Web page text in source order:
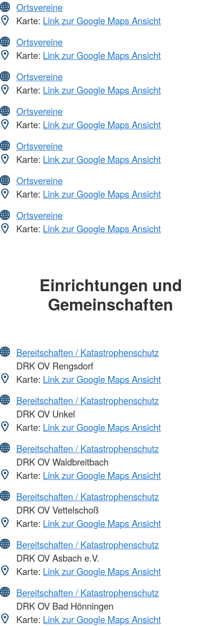
Ortsvereine
Karte: Link zur Google Maps Ansicht
Ortsvereine
Karte: Link zur Google Maps Ansicht
Ortsvereine
Karte: Link zur Google Maps Ansicht
Ortsvereine
Karte: Link zur Google Maps Ansicht
Ortsvereine
Karte: Link zur Google Maps Ansicht
Ortsvereine
Karte: Link zur Google Maps Ansicht
Ortsvereine
Karte: Link zur Google Maps Ansicht
Einrichtungen und
Gemeinschaften
Bereitschaften / Katastrophenschutz
DRK OV Rengsdorf
Karte: Link zur Google Maps Ansicht
Bereitschaften / Katastrophenschutz
DRK OV Unkel
Karte: Link zur Google Maps Ansicht
Bereitschaften / Katastrophenschutz
DRK OV Waldbreitbach
Karte: Link zur Google Maps Ansicht
Bereitschaften / Katastrophenschutz
DRK OV Vettelschoß
Karte: Link zur Google Maps Ansicht
Bereitschaften / Katastrophenschutz
DRK OV Asbach e.V.
Karte: Link zur Google Maps Ansicht
Bereitschaften / Katastrophenschutz
DRK OV Bad Hönningen
Karte: Link zur Google Maps Ansicht